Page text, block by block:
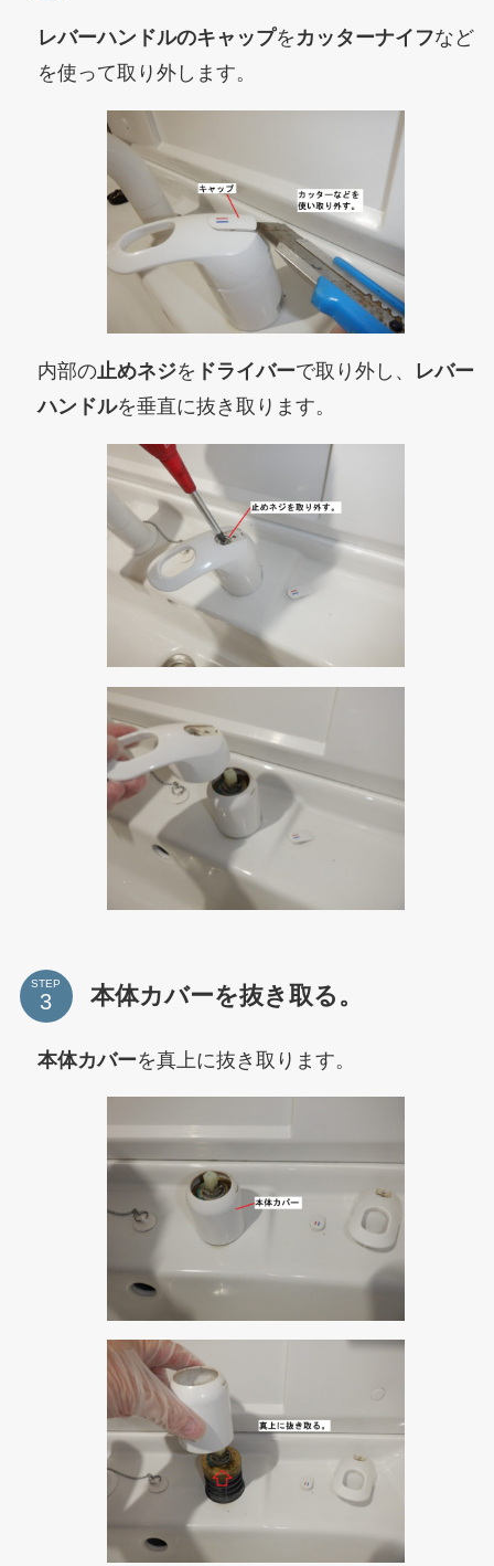
レバーハンドルのキャップを カッターナイフなど
を使って取り外します。
内部の止めネジを ドライバーで取り外し、
レバー
ハンドルを垂直に抜き取ります。
STEP 本体カバーを抜き取る。
本体カバーを真上に抜き取ります。